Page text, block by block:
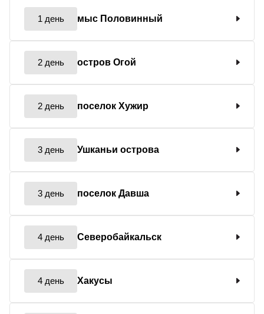
1 день мыс Половинный
2 день остров Огой
2 день поселок Хужир
3 день Ушканьи острова
3 день поселок Давша
4 день Северобайкальск
4 день Хакусы